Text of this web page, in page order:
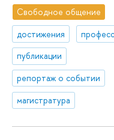
Свободное общение
достижения
публикации
репортаж о событии
магистратура